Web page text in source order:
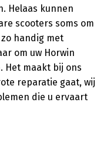
Helaas kunnen
scooters soms om
handig met
om uw Horwin
Het maakt bij ons
reparatie gaat, wij
die u ervaart